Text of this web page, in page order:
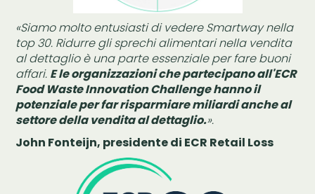
«Siamo molto entusiasti di vedere Smartway nella
top 30. Ridurre gli sprechi alimentari nella vendita
al dettaglio è una parte essenziale per fare buoni
affari. E le organizzazioni che partecipano all'ECR
Food Waste Innovation Challenge hanno il
potenziale per far risparmiare miliardi anche al
settore della vendita al dettaglio.».
John Fonteijn, presidente di ECR Retail Loss